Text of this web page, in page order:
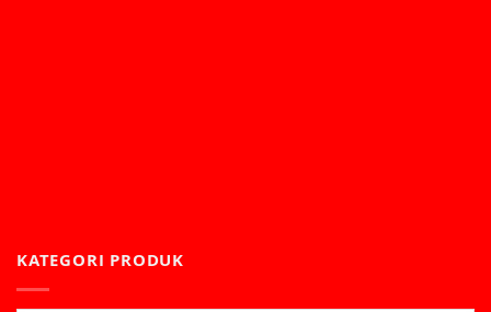
KATEGORI PRODUK